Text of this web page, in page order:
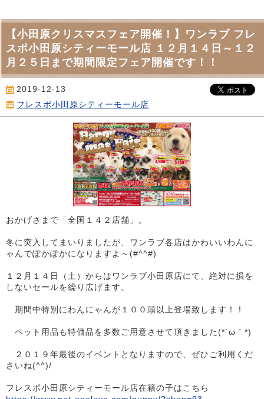
【小田原クリスマスフェア開催！】ワンラブ フレ
スポ小田原シティーモール店 １２月１４日～１２
月２５日まで期間限定フェア開催です！！
2019-12-13
フレスポ小田原シティーモール店
おかげさまで「全国１４２店舗」。
冬に突入してまいりましたが、ワンラブ各店はかわいいわんに
ゃんでぽかぽかになりますよ～(#^^#)
１２月１４日（土）からはワンラブ小田原店にて、絶対に損を
しないセールを繰り広げます。
期間中特別にわんにゃんが１００頭以上登場致します！！
ペット用品も特価品を多数ご用意させて頂きました(*´ω｀*)
２０１９年最後のイベントとなりますので、ぜひご利用くだ
さいね(^^)/
フレスポ小田原シティーモール店在籍の子はこちら